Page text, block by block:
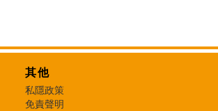
其他
私隱政策
免責聲明